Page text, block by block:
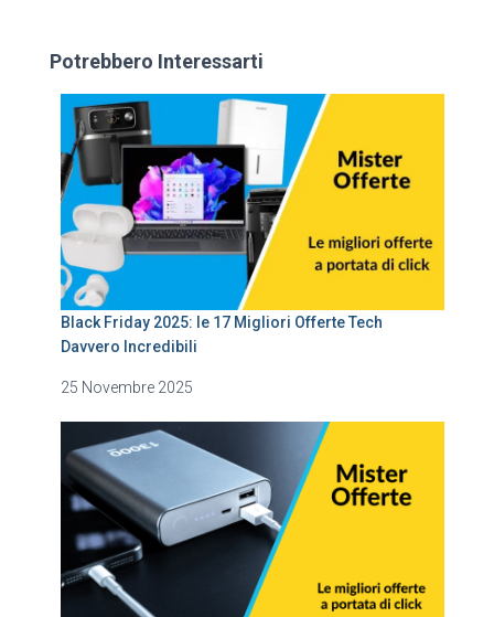
Potrebbero Interessarti
Black Friday 2025: le 17 Migliori Offerte Tech
Davvero Incredibili
25 Novembre 2025